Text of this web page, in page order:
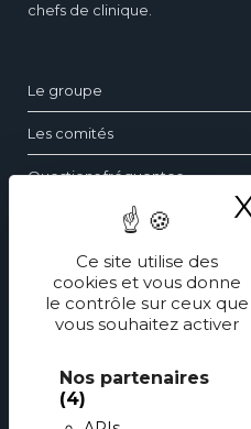
Ce site utilise des
cookies et vous donne
le contrôle sur ceux que
vous souhaitez activer
Nos partenaires
(4)
chefs de clinique.
Le groupe
Les comités
Questions fréquentes
Les dossiers d’ophtalmologie
Les revues générales
Les éditions spéciales